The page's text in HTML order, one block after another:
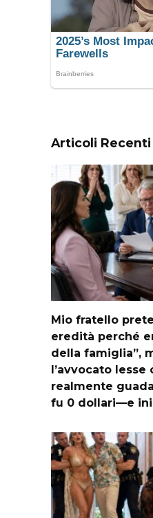
Articoli Recenti
Mio fratello
eredità perché
della famiglia”,
l’avvocato lesse
realmente
fu 0 dollari—e